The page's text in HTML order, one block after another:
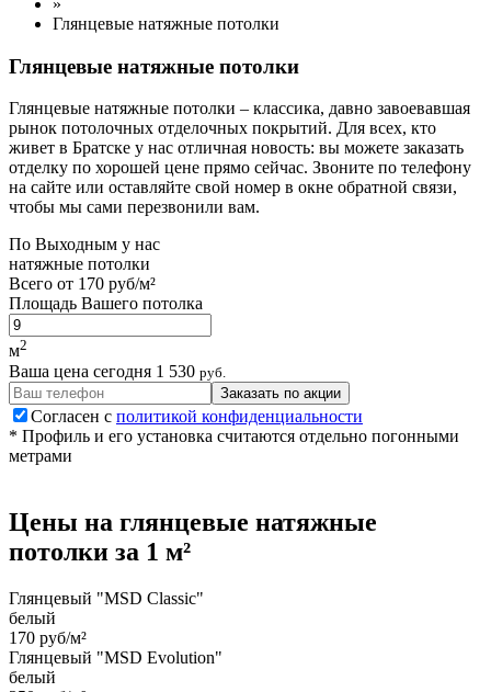
»
Глянцевые натяжные потолки
Глянцевые натяжные потолки
Глянцевые натяжные потолки – классика, давно завоевавшая
рынок потолочных отделочных покрытий. Для всех, кто
живет в Братске у нас отличная новость: вы можете заказать
отделку по хорошей цене прямо сейчас. Звоните по телефону
на сайте или оставляйте свой номер в окне обратной связи,
чтобы мы сами перезвонили вам.
По Выходным у нас
натяжные потолки
Всего от 170 руб/м²
Площадь Вашего потолка
м2
Ваша цена сегодня 1 530 руб.
Заказать по акции
Согласен с политикой конфиденциальности
* Профиль и его установка считаются отдельно погонными
метрами
Цены на глянцевые натяжные
потолки за 1 м²
Глянцевый "MSD Classic"
белый
170 руб/м²
Глянцевый "MSD Evolution"
белый